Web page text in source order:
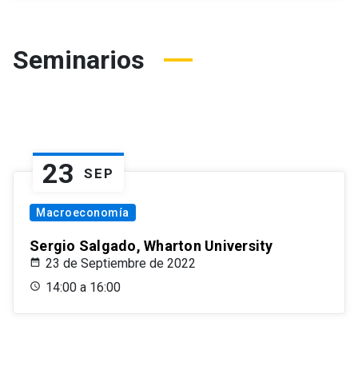
Seminarios
23 SEP
Macroeconomía
Sergio Salgado, Wharton University
23 de Septiembre de 2022
14:00 a 16:00